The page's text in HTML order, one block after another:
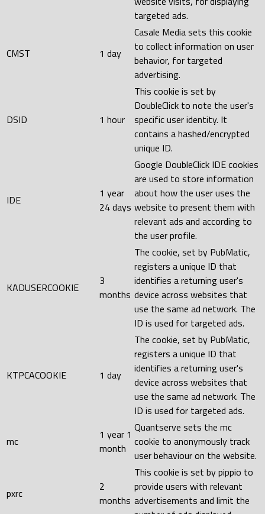
targeted ads.
CMST 1 day
Casale Media sets this cookie
to collect information on user
behavior, for targeted
advertising.
DSID 1 hour
This cookie is set by
DoubleClick to note the user's
specific user identity. It
contains a hashed/encrypted
unique ID.
IDE
1 year
24 days
Google DoubleClick IDE cookies
are used to store information
about how the user uses the
website to present them with
relevant ads and according to
the user profile.
KADUSERCOOKIE
3
months
The cookie, set by PubMatic,
registers a unique ID that
identifies a returning user's
device across websites that
use the same ad network. The
ID is used for targeted ads.
KTPCACOOKIE 1 day
The cookie, set by PubMatic,
registers a unique ID that
identifies a returning user's
device across websites that
use the same ad network. The
ID is used for targeted ads.
mc
1 year 1
month
Quantserve sets the mc
cookie to anonymously track
user behaviour on the website.
pxrc
2
months
This cookie is set by pippio to
provide users with relevant
advertisements and limit the